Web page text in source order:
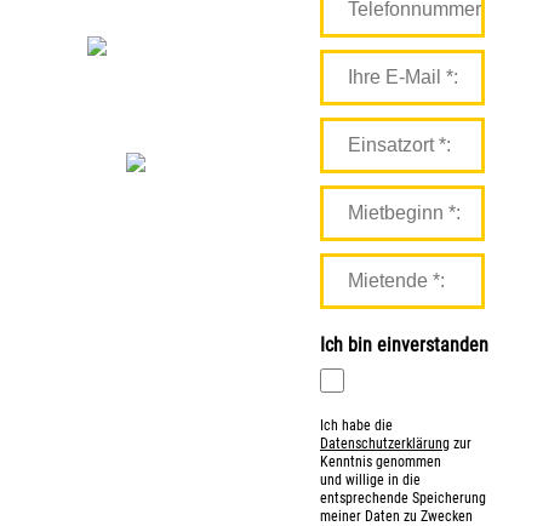
Ich bin einverstanden
Ich habe die
Datenschutzerklärung zur
Kenntnis genommen
und willige in die
entsprechende Speicherung
meiner Daten zu Zwecken